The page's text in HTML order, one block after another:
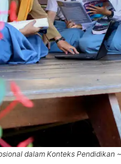
dalam Konteks Pendidikan